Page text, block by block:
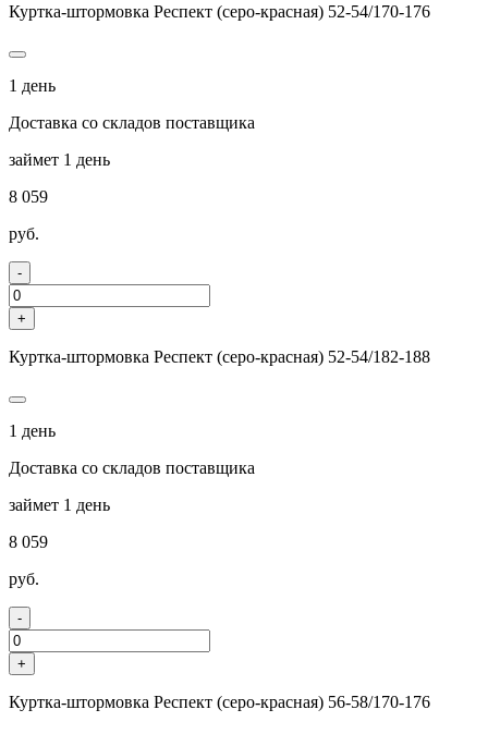
Куртка-штормовка Респект (серо-красная) 52-54/170-176
1 день
Доставка со складов поставщика
займет 1 день
8 059
руб.
-
+
Куртка-штормовка Респект (серо-красная) 52-54/182-188
1 день
Доставка со складов поставщика
займет 1 день
8 059
руб.
-
+
Куртка-штормовка Респект (серо-красная) 56-58/170-176